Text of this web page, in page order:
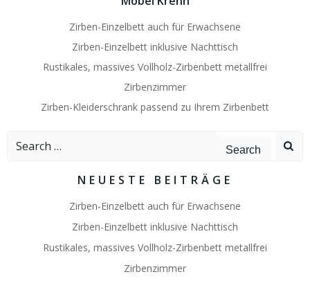
Zirben-Einzelbett auch für Erwachsene
Zirben-Einzelbett inklusive Nachttisch
Rustikales, massives Vollholz-Zirbenbett metallfrei
Zirbenzimmer
Zirben-Kleiderschrank passend zu Ihrem Zirbenbett
Search
NEUESTE BEITRÄGE
Zirben-Einzelbett auch für Erwachsene
Zirben-Einzelbett inklusive Nachttisch
Rustikales, massives Vollholz-Zirbenbett metallfrei
Zirbenzimmer